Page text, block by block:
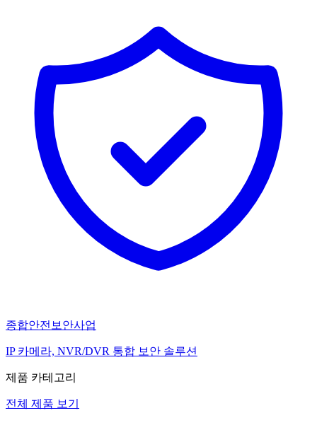
종합안전보안사업
IP 카메라, NVR/DVR 통합 보안 솔루션
제품 카테고리
전체 제품 보기